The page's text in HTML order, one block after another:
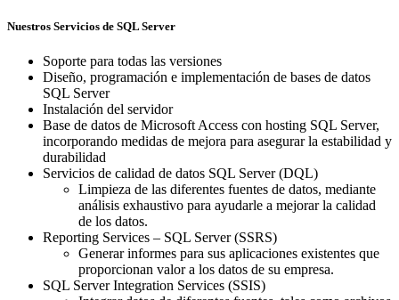
Nuestros Servicios de SQL Server
Soporte para todas las versiones
Diseño, programación e implementación de bases de datos
SQL Server
Instalación del servidor
Base de datos de Microsoft Access con hosting SQL Server,
incorporando medidas de mejora para asegurar la estabilidad y
durabilidad
Servicios de calidad de datos SQL Server (DQL)
Limpieza de las diferentes fuentes de datos, mediante
análisis exhaustivo para ayudarle a mejorar la calidad
de los datos.
Reporting Services – SQL Server (SSRS)
Generar informes para sus aplicaciones existentes que
proporcionan valor a los datos de su empresa.
SQL Server Integration Services (SSIS)